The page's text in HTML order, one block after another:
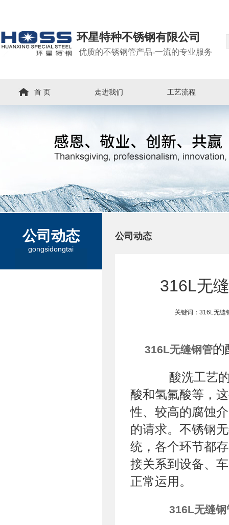
环星特种不锈钢有限公司
优质的不锈钢管产品-一流的专业服务
首 页 走进我们 工艺流程
公司动态
gongsidongtai
公司动态
316L无
关键词：316L无缝
316L无缝钢管的
酸洗工艺的
酸和氢氟酸等，
性、较高的腐蚀
的请求。不锈钢
统，各个环节都
接关系到设备、
正常运用。
316L无缝钢